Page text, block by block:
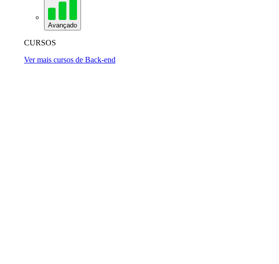
Avançado
CURSOS
Ver mais cursos de Back-end